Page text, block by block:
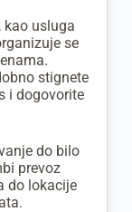
kao usluga
se
stignete
i dogovorite
do bilo
prevoz
do lokacije